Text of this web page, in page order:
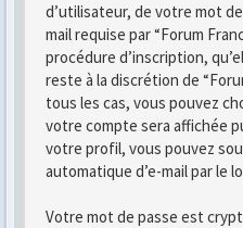
d’utilisateur, de votre mot
mail requise par “Forum
procédure d’inscription,
reste à la discrétion de
tous les cas, vous pouvez
votre compte sera affichée
votre profil, vous pouvez
automatique d’e-mail par le
Votre mot de passe est